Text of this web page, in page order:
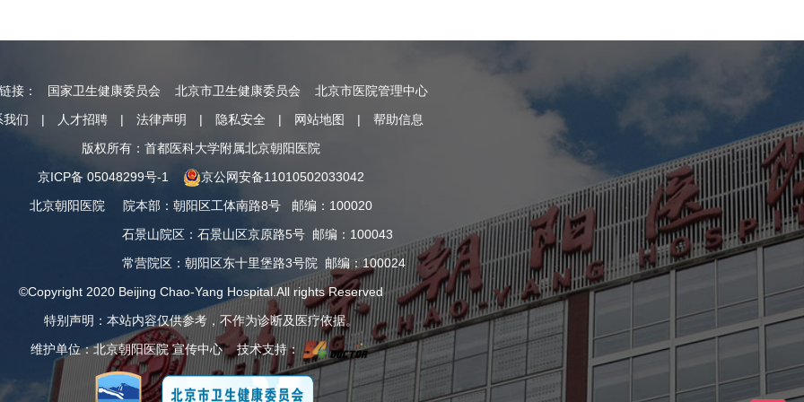
接： 国家卫生健康委员会 北京市卫生健康委员会
北京市医院管理中心
我们
| 人才招聘 | 法律声明 | 隐私安全 | 网站地图 |
帮助信息
版权所有：首都医科大学附属北京朝阳医院
京ICP备 05048299号-1
京公网安备11010502033042
北京朝阳医院
院本部 ： 朝阳区工体南路8号 邮编：100020
石景山院区 ： 石景山区京原路5号 邮编：100043
常营院区 ： 朝阳区东十里堡路3号院 邮编：100024
©Copyright 2020 Beijing Chao-Yang Hospital.All rights Reserved
特别声明：本站内容仅供参考，不作为诊断及医疗依据。
维护单位：北京朝阳医院 宣传中心 技术支持：